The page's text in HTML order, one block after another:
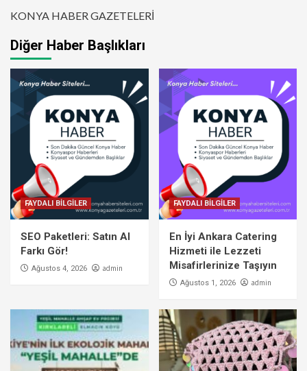
KONYA HABER GAZETELERİ
Diğer Haber Başlıkları
FAYDALI BİLGİLER
SEO Paketleri: Satın Al
Farkı Gör!
Ağustos 4, 2026 admin
FAYDALI BİLGİLER
En İyi Ankara Catering
Hizmeti ile Lezzeti
Misafirlerinize Taşıyın
Ağustos 1, 2026 admin